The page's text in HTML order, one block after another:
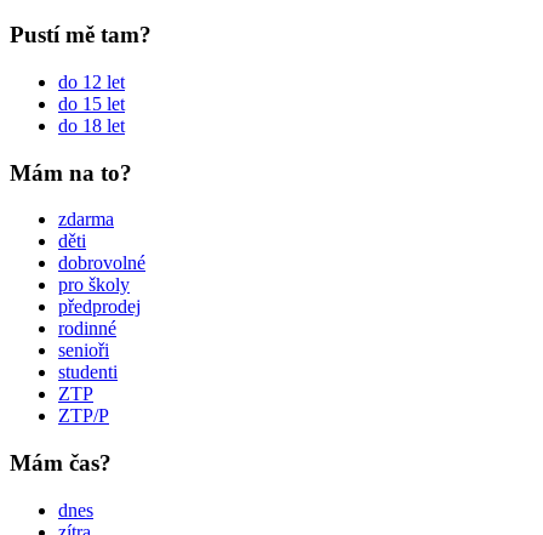
Pustí mě tam?
do 12 let
do 15 let
do 18 let
Mám na to?
zdarma
děti
dobrovolné
pro školy
předprodej
rodinné
senioři
studenti
ZTP
ZTP/P
Mám čas?
dnes